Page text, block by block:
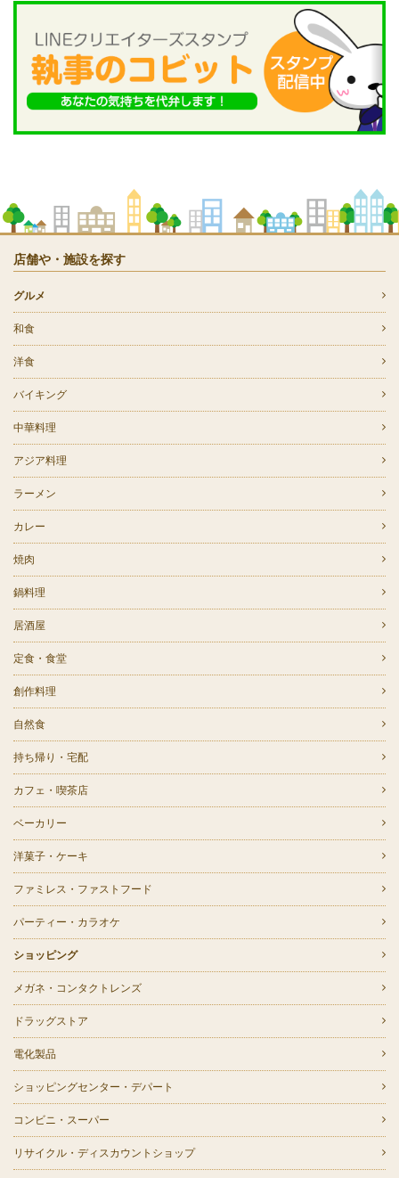
店舗や・施設を探す
グルメ
和食
洋食
バイキング
中華料理
アジア料理
ラーメン
カレー
焼肉
鍋料理
居酒屋
定食・食堂
創作料理
自然食
持ち帰り・宅配
カフェ・喫茶店
ベーカリー
洋菓子・ケーキ
ファミレス・ファストフード
パーティー・カラオケ
ショッピング
メガネ・コンタクトレンズ
ドラッグストア
電化製品
ショッピングセンター・デパート
コンビニ・スーパー
リサイクル・ディスカウントショップ